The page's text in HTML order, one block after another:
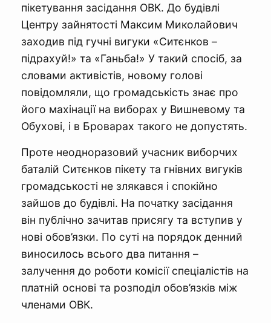
пікетування засідання ОВК. До будівлі
Центру зайнятості Максим Миколайович
заходив під гучні вигуки «Ситєнков –
підрахуй!» та «Ганьба!» У такий спосіб, за
словами активістів, новому голові
повідомляли, що громадськість знає про
його махінації на виборах у Вишневому та
Обухові, і в Броварах такого не допустять.
Проте неодноразовий учасник виборчих
баталій Ситєнков пікету та гнівних вигуків
громадськості не злякався і спокійно
зайшов до будівлі. На початку засідання
він публічно зачитав присягу та вступив у
нові обов’язки. По суті на порядок денний
виносилось всього два питання –
залучення до роботи комісії спеціалістів на
платній основі та розподіл обов’язків між
членами ОВК.